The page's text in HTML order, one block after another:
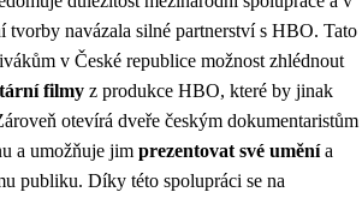
tvorby navázala silné partnerství s HBO. Tato
v České republice možnost zhlédnout
filmy z produkce HBO, které by jinak
otevírá dveře českým dokumentaristům
a umožňuje jim prezentovat své uměnía
publiku. Díky této spolupráci se na